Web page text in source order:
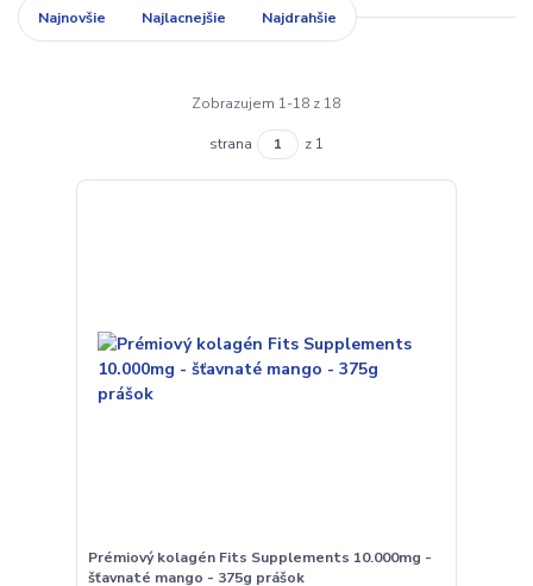
Najnovšie Najlacnejšie Najdrahšie
Zobrazujem 1-18 z 18
strana z 1
Prémiový kolagén Fits Supplements 10.000mg -
šťavnaté mango - 375g prášok